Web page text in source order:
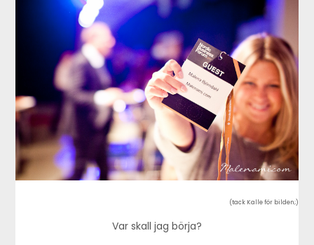
(tack Kalle för bilden;)
Var skall jag börja?